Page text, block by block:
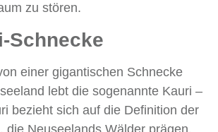
zu stören.
Schnecke
einer gigantischen Schnecke
lebt die sogenannte Kauri –
bezieht sich auf die Definition der